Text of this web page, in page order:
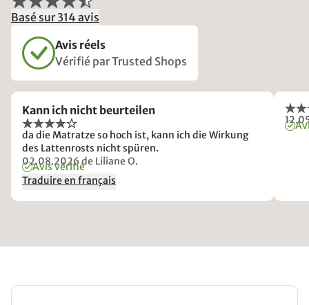
Basé sur 314 avis
Avis réels
Vérifié par Trusted Shops
Kann ich nicht beurteilen
da die Matratze so hoch ist, kann ich die Wirkung
des Lattenrosts nicht spüren.
02.08.2026de Liliane O.
Avis vérifié
Traduire en français